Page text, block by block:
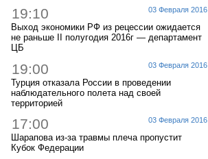
03 Февраля 2016
19:10
Выход экономики РФ из рецессии ожидается
не раньше II полугодия 2016г — департамент
ЦБ
03 Февраля 2016
19:00
Турция отказала России в проведении
наблюдательного полета над своей
территорией
03 Февраля 2016
17:00
Шарапова из-за травмы плеча пропустит
Кубок Федерации